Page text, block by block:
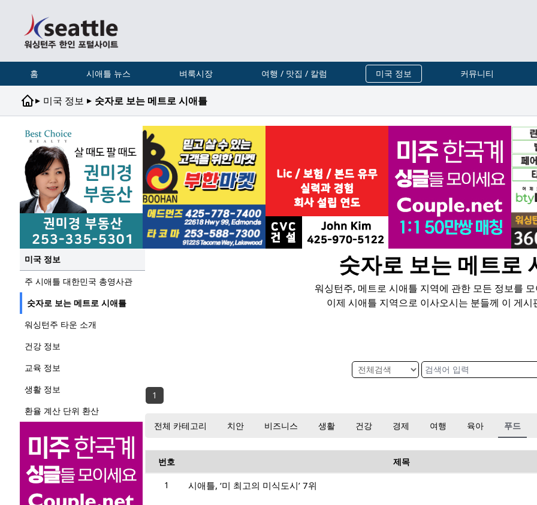
홈 시애틀 뉴스 벼룩시장 여행 / 맛집 / 칼럼 미국 정보 커뮤니티
▸ 미국 정보 ▸ 숫자로 보는 메트로 시애틀
미국 정보
주 시애틀 대한민국 총영사관
숫자로 보는 메트로 시애틀
워싱턴주 타운 소개
건강 정보
교육 정보
생활 정보
환율 계산 단위 환산
숫자로 보는 메트로
워싱턴주, 메트로 시애틀 지역에 관한 모든 정보를
이제 시애틀 지역으로 이사오시는 분들께 이 게시
1
전체 카테고리 치안 비즈니스 생활 건강 경제 여행 육아 푸드
번호 제목
1 시애틀, ‘미 최고의 미식도시’ 7위